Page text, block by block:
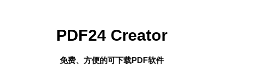
PDF24 Creator
免费、方便的可下载PDF软件